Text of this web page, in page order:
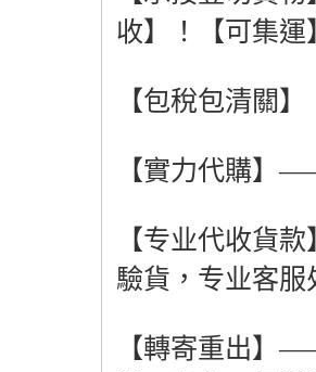
收】！【可集運
【包稅包清關
【實力代購】
【专业代收貨
驗貨，专业客服
【轉寄重出】